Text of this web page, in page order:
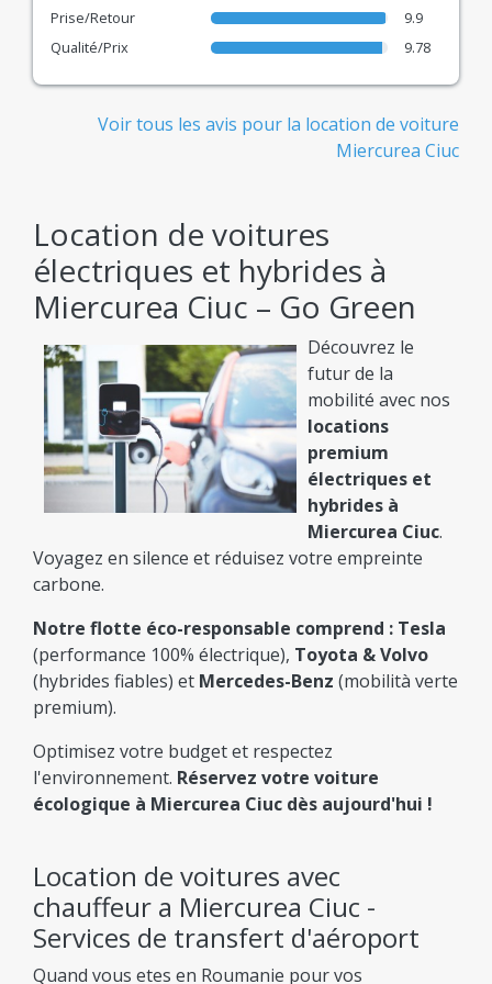
Travis, Gorent et bien d'autres.
Réservation Rapide
Technologie moderne pour une location en ligne
simple, rapide et confortable.
Il ne vous reste plus qu'à : Comparer et Choisir
Prise/Retour
9.9
Qualité/Prix
9.78
Voir tous les avis pour la location de voiture
Miercurea Ciuc
Location de voitures
électriques et hybrides à
Miercurea Ciuc – Go Green
Découvrez le
futur de la
mobilité avec nos
locations
premium
électriques et
hybrides à
Miercurea Ciuc.
Voyagez en silence et réduisez votre empreinte
carbone.
Notre flotte éco-responsable comprend : Tesla
(performance 100% électrique), Toyota & Volvo
(hybrides fiables) et Mercedes-Benz (mobilità verte
premium).
Optimisez votre budget et respectez
l'environnement. Réservez votre voiture
écologique à Miercurea Ciuc dès aujourd'hui !
Location de voitures avec
chauffeur a Miercurea Ciuc -
Services de transfert d'aéroport
Quand vous etes en Roumanie pour vos